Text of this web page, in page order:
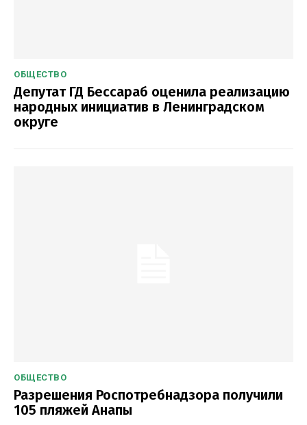
ОБЩЕСТВО
Депутат ГД Бессараб оценила реализацию
народных инициатив в Ленинградском
округе
ОБЩЕСТВО
Разрешения Роспотребнадзора получили
105 пляжей Анапы